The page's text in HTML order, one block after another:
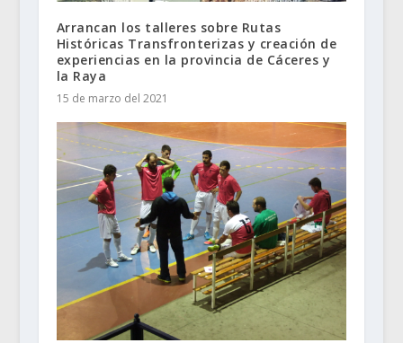
Arrancan los talleres sobre Rutas
Históricas Transfronterizas y creación de
experiencias en la provincia de Cáceres y
la Raya
15 de marzo del 2021